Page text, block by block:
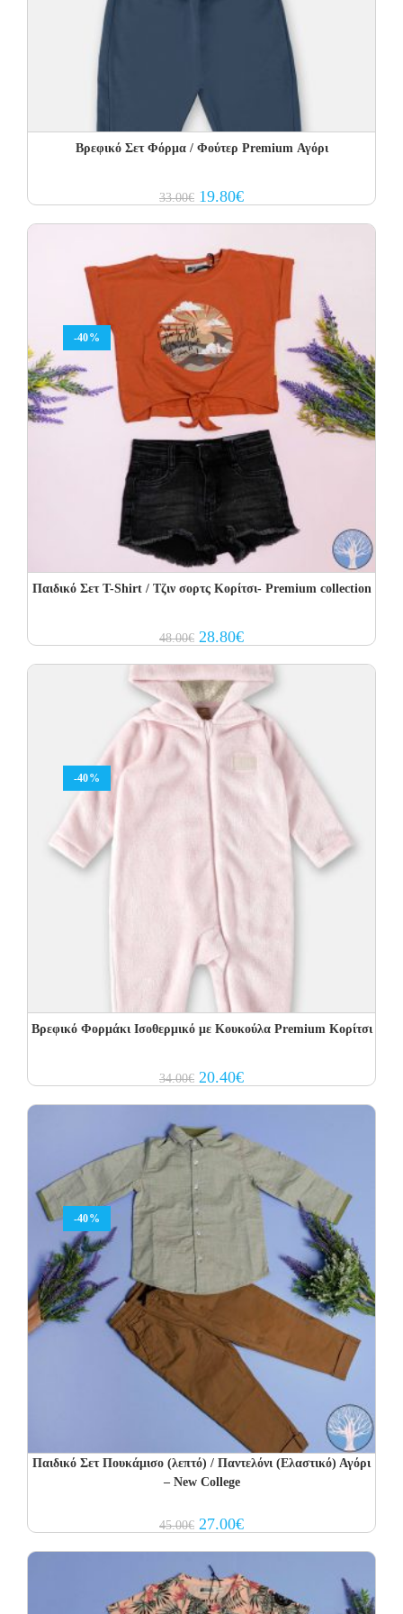
Βρεφικό Σετ Φόρμα / Φούτερ Premium Αγόρι
33.00€ Original
price
19.80€Current
price
-40%
Παιδικό Σετ T-Shirt / Τζιν σορτς Κορίτσι- Premium collection
48.00€ Original
price
28.80€Current
price
-40%
Βρεφικό Φορμάκι Ισοθερμικό με Kουκούλα Premium Κορίτσι
34.00€ Original
price
20.40€Current
price
-40%
Παιδικό Σετ Πουκάμισο (λεπτό) / Παντελόνι (Ελαστικό) Αγόρι
– New College
45.00€ Original
price
27.00€Current
price